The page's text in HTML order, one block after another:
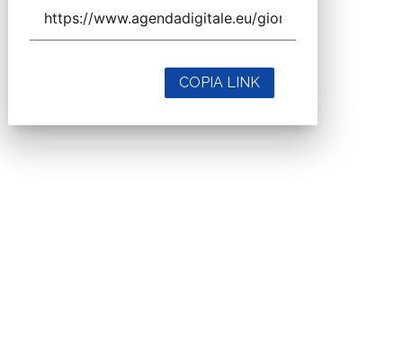
COPIA LINK